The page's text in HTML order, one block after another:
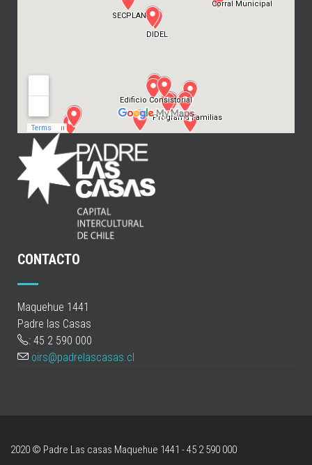
CONTACTO
Maquehue 1441
Padre las Casas
: 45 2 590 000
oirs@padrelascasas.cl
2020 © Padre Las casas Maquehue 1441 - 45 2 590 000